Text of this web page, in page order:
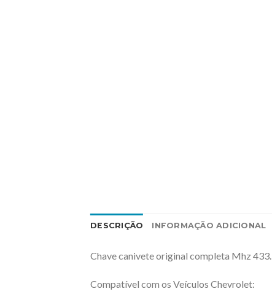
DESCRIÇÃO INFORMAÇÃO ADICIONAL
Chave canivete original completa Mhz 433.
Compatível com os Veículos Chevrolet: